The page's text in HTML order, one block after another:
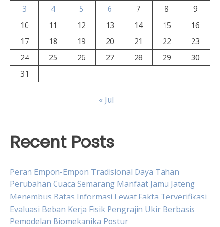
3
4 5 6 7 8
9
10
11 12 13 14 15
16
17
18 19 20 21 22
23
24
25 26 27 28 29
30
31
« Jul
Recent Posts
Peran Empon-Empon Tradisional Daya Tahan
Perubahan Cuaca Semarang Manfaat Jamu Jateng
Menembus Batas Informasi Lewat Fakta Terverifikasi
Evaluasi Beban Kerja Fisik Pengrajin Ukir Berbasis
Pemodelan Biomekanika Postur